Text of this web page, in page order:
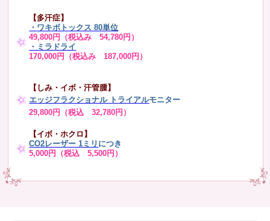
【多汗症】
・ ワキボトックス 80単位
49,800円（税込み 54,780円）
・ミラドライ
170,000円（税込み 187,000円）
【しみ・イボ・汗管腫】
エッジフラクショナル トライアルモニター
29,800円（税込 32,780円）
【イボ・ホクロ】
CO2レーザー 1ミリ につき
5,000円（税込 5,500円）